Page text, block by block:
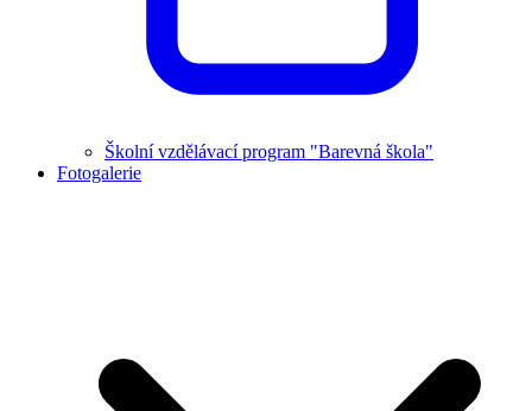
Školní vzdělávací program "Barevná škola"
Fotogalerie